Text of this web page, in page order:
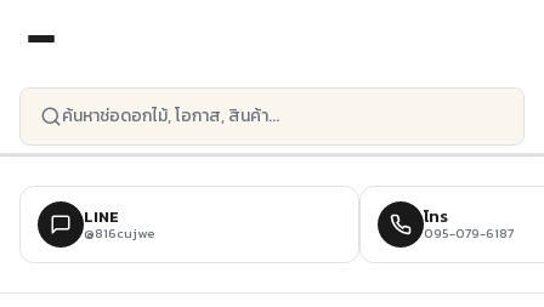
LINE
@816cujwe
โทร
095-079-6187